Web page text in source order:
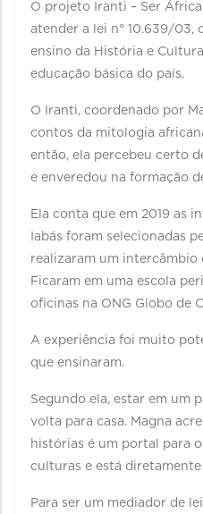
O projeto Iranti – Ser
atender a lei n° 10.639/
ensino da História e
educação básica do país.
O Iranti, coordenado por
contos da mitologia
então, ela percebeu certo
e enveredou na formação
Ela conta que em 2019 as
Iabás foram selecionadas
realizaram um intercâmbio
Ficaram em uma escola
oficinas na ONG Globo de
A experiência foi muito
que ensinaram.
Segundo ela, estar em um
volta para casa. Magna
histórias é um portal para
culturas e está
Para ser um mediador de